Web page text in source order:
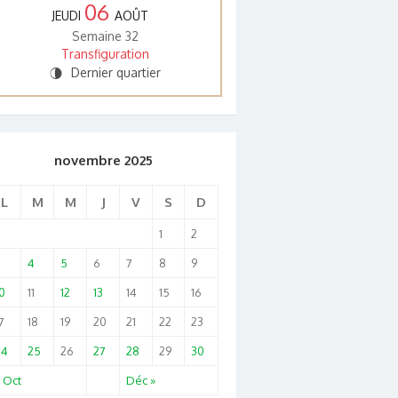
JEUDI 06 AOÛT
Semaine 32
Transfiguration
U Dernier quartier
novembre 2025
L M M J V S D
Oct Déc »
1 2
4 5 6 7 8 9
11 12 13 14 15 16
18 19 20 21 22 23
25 26 27 28 29 30